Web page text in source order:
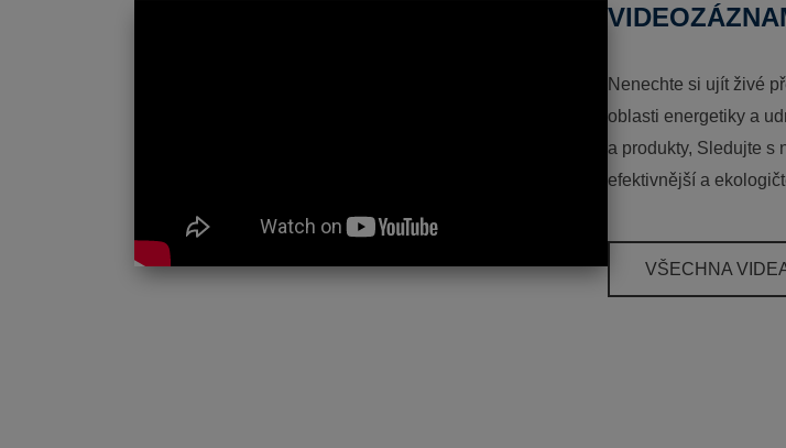
Nenechte si ujít živé
oblasti energetiky a
a produkty, Sledujte s
efektivnější a
VŠECHNA